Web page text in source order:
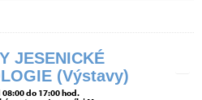
JESENICKÉ
(Výstavy)
do 17:00 hod.